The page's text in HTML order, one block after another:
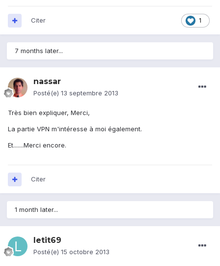
1
Citer
7 months later...
nassar
Posté(e) 13 septembre 2013
Très bien expliquer, Merci,
La partie VPN m'intéresse à moi également.
Et.......Merci encore.
Citer
1 month later...
letit69
Posté(e) 15 octobre 2013